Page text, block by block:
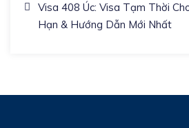
Visa 408 Úc: Visa Tạm Thời
Hạn & Hướng Dẫn Mới Nhất